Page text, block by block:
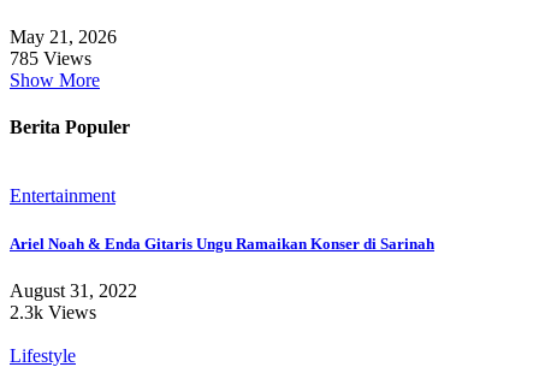
May 21, 2026
785 Views
Show More
Berita Populer
Entertainment
Ariel Noah & Enda Gitaris Ungu Ramaikan Konser di Sarinah
August 31, 2022
2.3k Views
Lifestyle